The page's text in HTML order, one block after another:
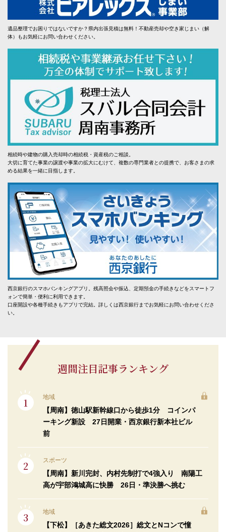
遺品整理でお困りではないですか？県内出張見積は無料！不動産売却や空き家じまい（解
体）もお気軽にお問い合わせください。
相続時や建物の購入売却時の相続税・資産税のご相談。
大切に育てた事業の譲渡や事業の拡大にむけて、複数の専門業者との提携で、お客さまの求
める結果を一緒に目指します。
西京銀行のスマホバンキングアプリ。残高照会や振込、定期預金の手続きなどをスマートフ
ォンで簡単・便利に利用できます。
口座開設や各種手続きもアプリで完結。詳しくは西京銀行までお気軽にお問い合わせくださ
い。
週間注目記事ランキング
地域
【周南】徳山駅新幹線口から徒歩1分 コインパ
ーキング新設 27日開業・西京銀行新本社ビル
前
スポーツ
【周南】新川完封、内村先制打で4強入り 南陽工
高が宇部鴻城高に快勝 26日・準決勝へ挑む
地域
【下松】［あきた総文2026］総文とNコンで憧